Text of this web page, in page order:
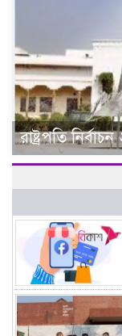
রাষ্ট্রপতি